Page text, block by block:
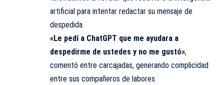
artificial para intentar redactar su mensaje de
despedida.
«Le pedí a ChatGPT que me ayudara a
despedirme de ustedes y no me gustó»,
comentó entre carcajadas, generando complicidad
entre sus compañeros de labores.